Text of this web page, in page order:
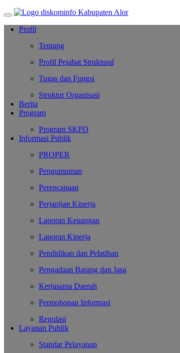
Profil
Tentang
Profil Pejabat Struktural
Tugas dan Fungsi
Struktur Organisasi
Berita
Program
Program SKPD
Informasi Publik
PROPER
Pengumuman
Perencanaan
Perjanjian Kinerja
Laporan Keuangan
Laporan Kinerja
Pendidikan dan Pelatihan
Pengadaan Barang dan Jasa
Kerjasama Daerah
Permohonan Informasi
Regulasi
Layanan Publik
Standar Pelayanan